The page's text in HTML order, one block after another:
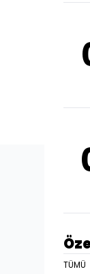
TÜMÜ